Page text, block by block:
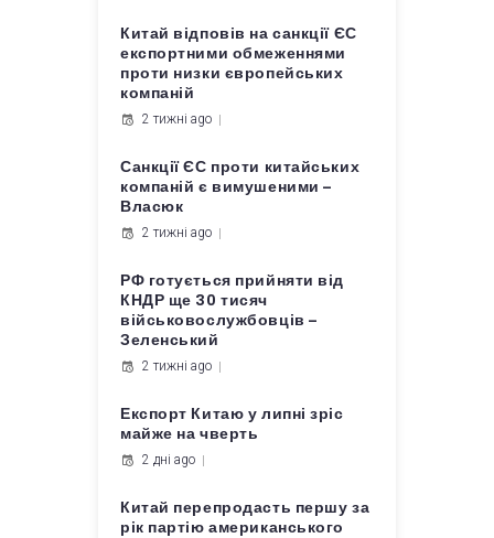
Китай відповів на санкції ЄС
експортними обмеженнями
проти низки європейських
компаній
2 тижні ago
Санкції ЄС проти китайських
компаній є вимушеними –
Власюк
2 тижні ago
РФ готується прийняти від
КНДР ще 30 тисяч
військовослужбовців –
Зеленський
2 тижні ago
Експорт Китаю у липні зріс
майже на чверть
2 дні ago
Китай перепродасть першу за
рік партію американського